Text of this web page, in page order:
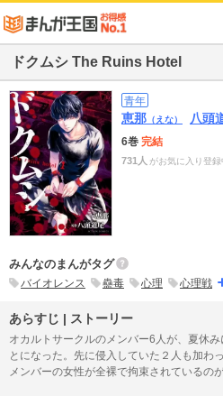
ドクムシ The Ruins Hotel
青年
恵那 （えな） 八頭
6巻 完結
731人 がお気に入り登録
みんなのまんがタグ
バイオレンス 蠱毒 心理 心理戦
あらすじ | ストーリー
オカルトサークルのメンバー6人が、夏休
とになった。先に侵入していた２人も加わ
メンバーの女性が全裸で拘束されているの
に施錠され、建物は完全な封鎖空間にな